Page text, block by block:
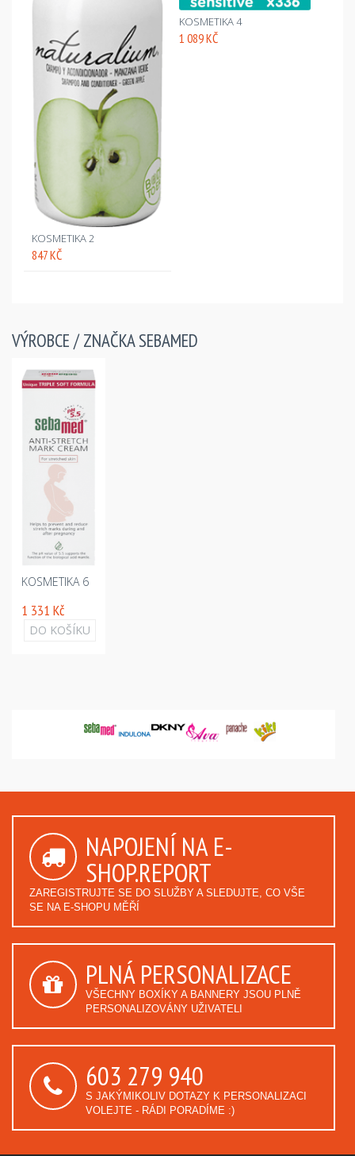
KOSMETIKA 2
847 KČ
KOSMETIKA 4
1 089 KČ
VÝROBCE / ZNAČKASEBAMED
KOSMETIKA 6
1 331 Kč
DO KOŠÍKU
NAPOJENÍ NA E-
SHOP.REPORT
ZAREGISTRUJTE SE DO SLUŽBY A SLEDUJTE, CO VŠE
SE NA E-SHOPU MĚŘÍ
PLNÁ PERSONALIZACE
VŠECHNY BOXÍKY A BANNERY JSOU PLNĚ
PERSONALIZOVÁNY UŽIVATELI
603 279 940
S JAKÝMIKOLIV DOTAZY K PERSONALIZACI
VOLEJTE - RÁDI PORADÍME :)